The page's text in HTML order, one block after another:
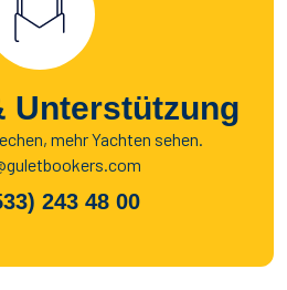
Unterstützung
mehr Yachten sehen.
243 48 00